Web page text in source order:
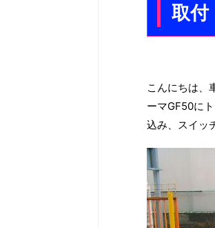
取付
こんにちは
ーマGF50に
込み、スイッ